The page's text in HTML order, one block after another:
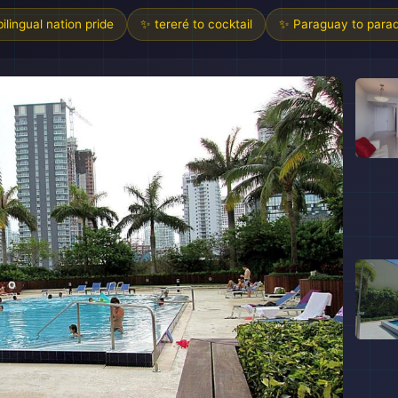
nation pride ✨ tereré to cocktail ✨ Paraguay to